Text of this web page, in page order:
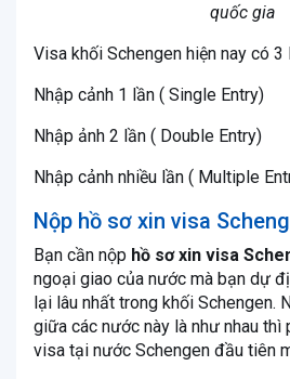
quốc gia
Visa khối Schengen hiện nay có 3
Nhập cảnh 1 lần ( Single Entry)
Nhập ảnh 2 lần ( Double Entry)
Nhập cảnh nhiều lần ( Multiple
Nộp hồ sơ xin visa
Bạn cần nộp hồ sơ xin visa
ngoại giao của nước mà bạn dự
lại lâu nhất trong khối Schengen.
giữa các nước này là như nhau thì
visa tại nước Schengen đầu tiên